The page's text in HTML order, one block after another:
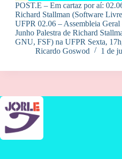
POST.E – Em cartaz por aí:
Richard Stallman (Software
UFPR 02.06 – Assembleia
Junho Palestra de Richard
GNU, FSF) na UFPR Sexta,
Ricardo Goswod
1 de